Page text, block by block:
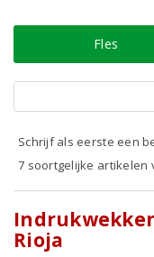
Fles
Schrijf als eerste een
7 soortgelijke artikelen
Rioja